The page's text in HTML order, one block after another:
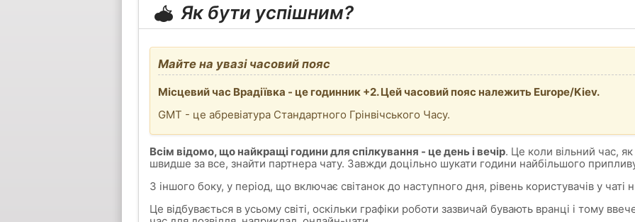
Як бути успішним?
Майте на увазі часовий пояс
Місцевий час Врадіївка - це годинник +2. Цей часовий пояс належить Europe/Kiev.
GMT - це абревіатура Стандартного Грінвічського Часу.
Всім відомо, що найкращі години для спілкування - це день і вечір. Це коли вільний час,
швидше за все, знайти партнера чату. Завжди доцільно шукати години найбільшого
З іншого боку, у період, що включає світанок до наступного дня, рівень користувачів у чаті
Це відбувається в усьому світі, оскільки графіки роботи зазвичай бувають вранці і тому